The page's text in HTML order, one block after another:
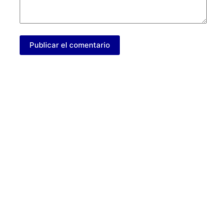
Publicar el comentario